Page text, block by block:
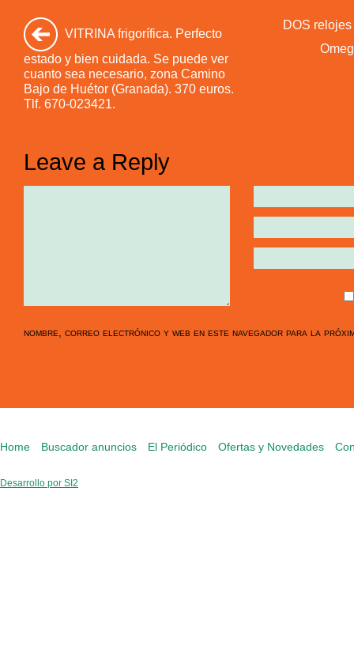
VITRINA frigorífica. Perfecto
estado y bien cuidada. Se puede ver
cuanto sea necesario, zona Camino
Bajo de Huétor (Granada). 370 euros.
Tlf. 670-023421.
DOS
Leave a Reply
nombre, correo electrónico y web en este navegador para la
Home Buscador anuncios El Periódico Ofertas y Novedades
Desarrollo por SI2